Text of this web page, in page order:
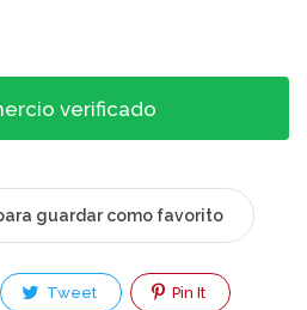
verificado
guardar como favorito
Tweet Pin It